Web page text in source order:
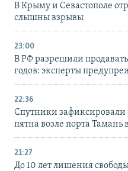
В Крыму и Севастополе
слышны взрывы
23:00
В РФ разрешили
годов: эксперты
22:36
Спутники зафиксировали
пятна возле порта
21:27
До 10 лет лишения